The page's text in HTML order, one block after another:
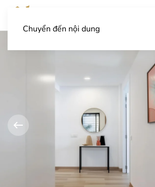
Chuyển đến nội dung